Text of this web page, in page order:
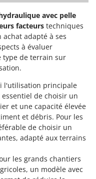
avec pelle
facteurs techniques
adapté à ses
à évaluer
type de terrain sur
l'utilisation principale
de choisir un
et une capacité élevée
et débris. Pour les
de choisir un
adapté aux terrains
les grands chantiers
un modèle avec